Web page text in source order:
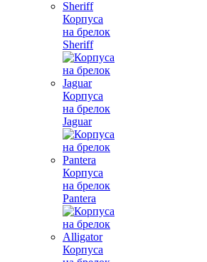
Корпуса
на брелок
Sheriff
Корпуса
на брелок
Jaguar
Корпуса
на брелок
Pantera
Корпуса